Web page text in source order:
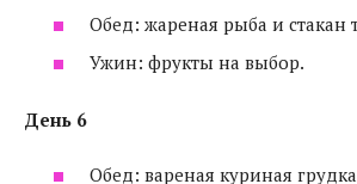
Обед: жареная рыба и стакан
Ужин: фрукты на выбор.
День 6
Обед: вареная куриная